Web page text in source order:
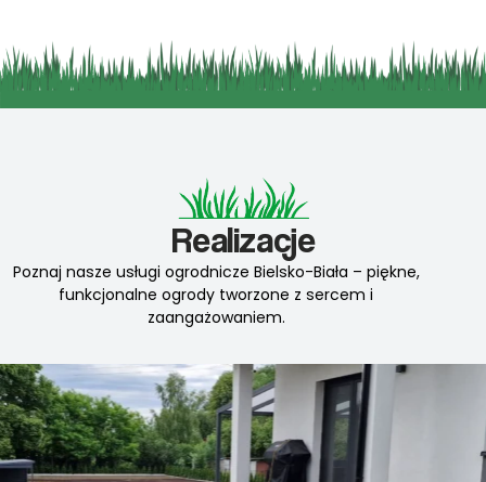
Realizacje
Poznaj nasze usługi ogrodnicze Bielsko-Biała – piękne,
funkcjonalne ogrody tworzone z sercem i
zaangażowaniem.